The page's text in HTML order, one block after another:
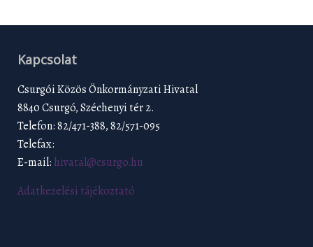
Kapcsolat
Csurgói Közös Önkormányzati Hivatal
8840 Csurgó, Széchenyi tér 2.
Telefon: 82/471-388, 82/571-095
Telefax:
E-mail: hivatal@csurgo.hu
Adatkezelési tájékoztató